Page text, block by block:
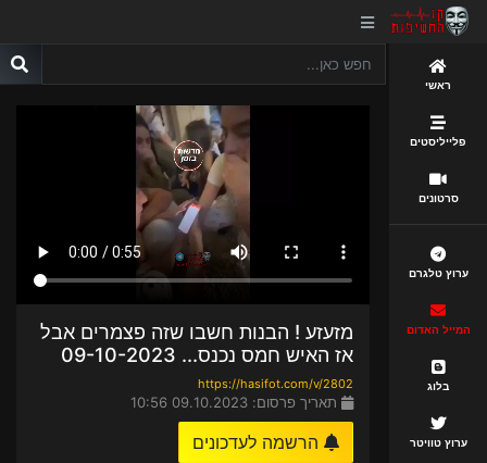
ראשי
פלייליסטים
סרטונים
ערוץ טלגרם
המייל האדום
בלוג
ערוץ טוויטר
מזעזע ! הבנות חשבו שזה פצמרים אבל
אז האיש חמס נכנס... 09-10-2023
https://hasifot.com/v/2802
תאריך פרסום: 09.10.2023 10:56
הרשמה לעדכונים